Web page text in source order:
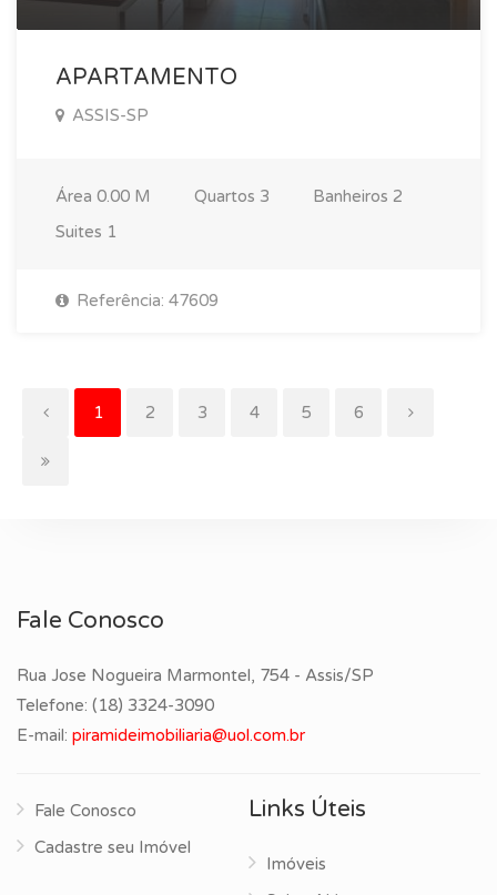
APARTAMENTO
ASSIS-SP
Área 0.00 M Quartos 3 Banheiros 2
Suites 1
Referência: 47609
1 (current)
2 3 4 5 6
Fale Conosco
Rua Jose Nogueira Marmontel, 754 - Assis/SP
Telefone: (18) 3324-3090
E-mail: piramideimobiliaria@uol.com.br
Fale Conosco
Cadastre seu Imóvel
Links Úteis
Imóveis